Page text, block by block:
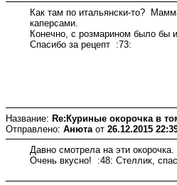
Как там по итальянски-то?
каперсами.
Конечно, с розмарином было бы
Спасибо за рецепт :73:
Название: Re:Куриные окорочка в
Отправлено: Анюта от 26.12.2015
Давно смотрела на эти
Очень вкусно! :48: Стеллик,